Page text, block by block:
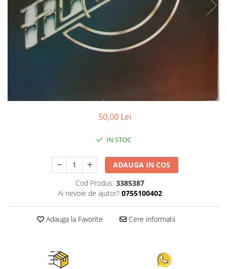
Viniluri Românești
Colecția Electrecord
50,00 Lei
IN STOC
ADAUGA IN COS
Cod Produs: 3385387
Ai nevoie de ajutor? 0755100402
Adauga la Favorite Cere informatii